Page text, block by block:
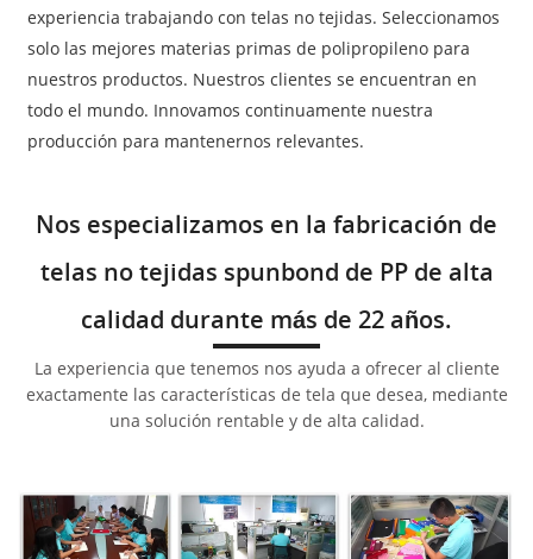
experiencia trabajando con telas no tejidas. Seleccionamos
solo las mejores materias primas de polipropileno para
nuestros productos. Nuestros clientes se encuentran en
todo el mundo. Innovamos continuamente nuestra
producción para mantenernos relevantes.
Nos especializamos en la fabricación de
telas no tejidas spunbond de PP de alta
calidad durante más de 22 años.
La experiencia que tenemos nos ayuda a ofrecer al cliente
exactamente las características de tela que desea, mediante
una solución rentable y de alta calidad.